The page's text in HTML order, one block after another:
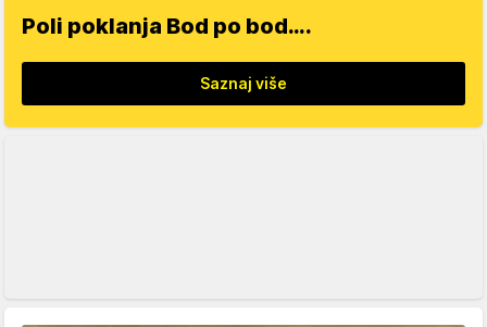
Poli poklanja Bod po bod….
Saznaj više